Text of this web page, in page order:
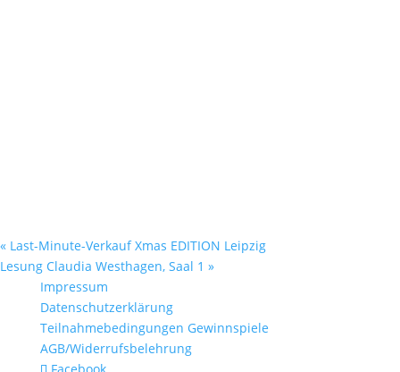
« Last-Minute-Verkauf Xmas EDITION Leipzig
Lesung Claudia Westhagen, Saal 1 »
Impressum
Datenschutzerklärung
Teilnahmebedingungen Gewinnspiele
AGB/Widerrufsbelehrung